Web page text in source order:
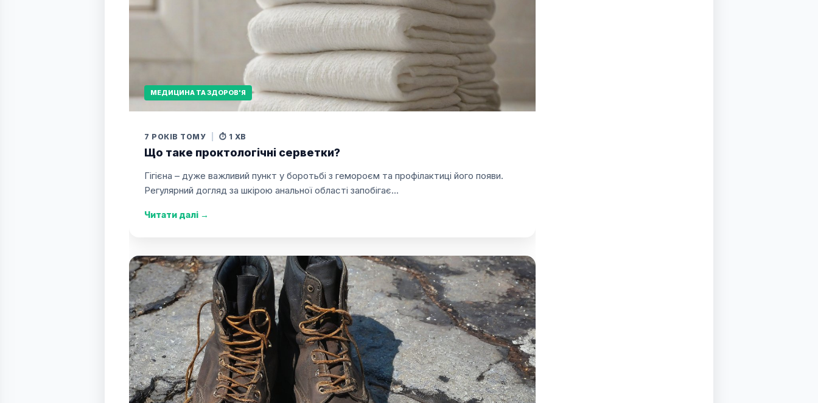
МЕДИЦИНА ТА ЗДОРОВ'Я
7 РОКІВ ТОМУ ⏱️ 1 ХВ
Що таке проктологічні серветки?
Гігієна – дуже важливий пункт у боротьбі з гемороєм та профілактиці його появи.
Регулярний догляд за шкірою анальної області запобігає…
Читати далі →